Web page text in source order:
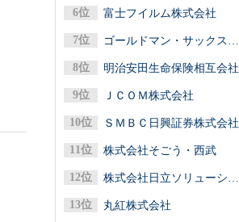
富士フイルム株式会社
ゴールドマン・サックス証券株式会社
明治安田生命保険相互会社
ＪＣＯＭ株式会社
ＳＭＢＣ日興証券株式会社
株式会社そごう・西武
株式会社日立ソリューションズ
丸紅株式会社